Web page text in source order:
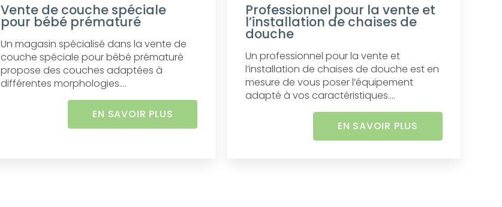
Vente de couche spéciale
pour bébé prématuré
Un magasin spécialisé dans la vente de
couche spéciale pour bébé prématuré
propose des couches adaptées à
différentes morphologies....
EN SAVOIR PLUS
Professionnel pour la vente et
l’installation de chaises de
douche
Un professionnel pour la vente et
l’installation de chaises de douche est en
mesure de vous poser l’équipement
adapté à vos caractéristiques....
EN SAVOIR PLUS